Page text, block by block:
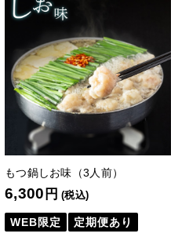
もつ鍋しお味（3人前）
6,300 円 (税込)
WEB限定 定期便あり